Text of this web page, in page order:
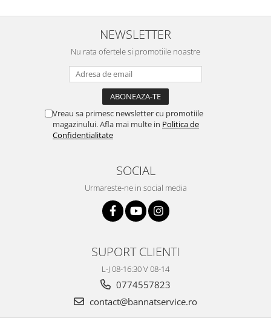
NEWSLETTER
Nu rata ofertele si promotiile noastre
Vreau sa primesc newsletter cu promotiile
magazinului. Afla mai multe in Politica de
Confidentialitate
SOCIAL
Urmareste-ne in social media
SUPORT CLIENTI
L-J 08-16:30 V 08-14
0774557823
contact@bannatservice.ro